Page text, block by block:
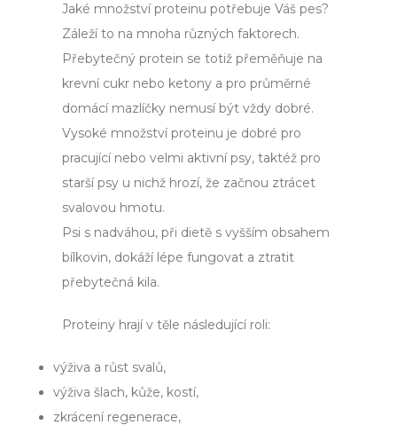
Jaké množství proteinu potřebuje Váš pes?
Záleží to na mnoha různých faktorech.
Přebytečný protein se totiž přeměňuje na
krevní cukr nebo ketony a pro průměrné
domácí mazlíčky nemusí být vždy dobré.
Vysoké množství proteinu je dobré pro
pracující nebo velmi aktivní psy, taktéž pro
starší psy u nichž hrozí, že začnou ztrácet
svalovou hmotu.
Psi s nadváhou, při dietě s vyšším obsahem
bílkovin, dokáží lépe fungovat a ztratit
přebytečná kila.
Proteiny hrají v těle následující roli:
výživa a růst svalů,
výživa šlach, kůže, kostí,
zkrácení regenerace,